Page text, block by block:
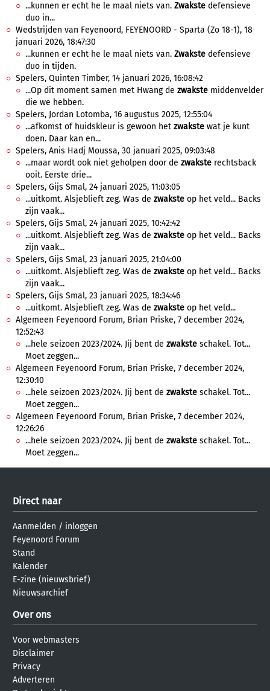
...kunnen er echt he le maal niets van. Zwakste defensieve
duo in...
Wedstrijden van Feyenoord, FEYENOORD - Sparta (Zo 18-1), 18
januari 2026, 18:47:30
...kunnen er echt he le maal niets van. Zwakste defensieve
duo in tijden.
Spelers, Quinten Timber, 14 januari 2026, 16:08:42
...Op dit moment samen met Hwang de zwakste middenvelder
die we hebben.
Spelers, Jordan Lotomba, 16 augustus 2025, 12:55:04
...afkomst of huidskleur is gewoon het zwakste wat je kunt
doen. Daar kan en...
Spelers, Anis Hadj Moussa, 30 januari 2025, 09:03:48
...maar wordt ook niet geholpen door de zwakste rechtsback
ooit. Eerste drie...
Spelers, Gijs Smal, 24 januari 2025, 11:03:05
...uitkomt. Alsjeblieft zeg. Was de zwakste op het veld... Backs
zijn vaak...
Spelers, Gijs Smal, 24 januari 2025, 10:42:42
...uitkomt. Alsjeblieft zeg. Was de zwakste op het veld... Backs
zijn vaak...
Spelers, Gijs Smal, 23 januari 2025, 21:04:00
...uitkomt. Alsjeblieft zeg. Was de zwakste op het veld... Backs
zijn vaak...
Spelers, Gijs Smal, 23 januari 2025, 18:34:46
...uitkomt. Alsjeblieft zeg. Was de zwakste op het veld...
Algemeen Feyenoord Forum, Brian Priske, 7 december 2024,
12:52:43
...hele seizoen 2023/2024. Jij bent de zwakste schakel. Tot...
Moet zeggen...
Algemeen Feyenoord Forum, Brian Priske, 7 december 2024,
12:30:10
...hele seizoen 2023/2024. Jij bent de zwakste schakel. Tot...
Moet zeggen...
Algemeen Feyenoord Forum, Brian Priske, 7 december 2024,
12:26:26
...hele seizoen 2023/2024. Jij bent de zwakste schakel. Tot...
Moet zeggen...
Direct naar
Aanmelden / inloggen
Feyenoord Forum
Stand
Kalender
E-zine (nieuwsbrief)
Nieuwsarchief
Over ons
Voor webmasters
Disclaimer
Privacy
Adverteren